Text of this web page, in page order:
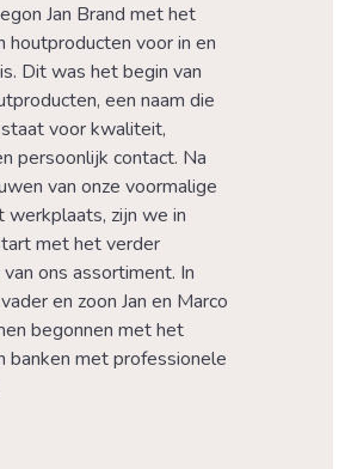
Jan Brand met het
houtproducten voor in en
Dit was het begin van
een naam die
voor kwaliteit,
persoonlijk contact. Na
van onze voormalige
werkplaats, zijn we in
met het verder
ons assortiment. In
en zoon Jan en Marco
begonnen met het
banken met professionele